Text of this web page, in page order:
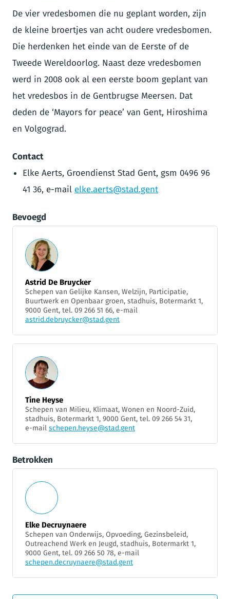
De vier vredesbomen die nu geplant worden, zijn
de kleine broertjes van acht oudere vredesbomen.
Die herdenken het einde van de Eerste of de
Tweede Wereldoorlog. Naast deze vredesbomen
werd in 2008 ook al een eerste boom geplant van
het vredesbos in de Gentbrugse Meersen. Dat
deden de ‘Mayors for peace’ van Gent, Hiroshima
en Volgograd.
Contact
Elke Aerts, Groendienst Stad Gent, gsm 0496 96
41 36, e-mail elke.aerts@stad.gent
Bevoegd
Astrid De Bruycker
Schepen van Gelijke Kansen, Welzijn, Participatie,
Buurtwerk en Openbaar groen, stadhuis, Botermarkt 1,
9000 Gent, tel. 09 266 51 66, e-mail
astrid.debruycker@stad.gent
Tine Heyse
Schepen van Milieu, Klimaat, Wonen en Noord-Zuid,
stadhuis, Botermarkt 1, 9000 Gent, tel. 09 266 54 31,
e-mail schepen.heyse@stad.gent
Betrokken
Elke Decruynaere
Schepen van Onderwijs, Opvoeding, Gezinsbeleid,
Outreachend Werk en Jeugd, stadhuis, Botermarkt 1,
9000 Gent, tel. 09 266 50 78, e-mail
schepen.decruynaere@stad.gent